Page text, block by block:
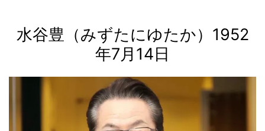
水谷豊（みずたにゆたか）1952
年7月14日